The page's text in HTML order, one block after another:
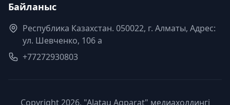
Байланыс
Республика Казахстан. 050022, г. Алматы, Адрес:
ул. Шевченко, 106 а
+77272930803
Copyright 2026, "Alatau Aqparat" медиахолдингі